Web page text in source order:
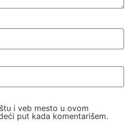
i veb mesto u ovom
put kada komentarišem.